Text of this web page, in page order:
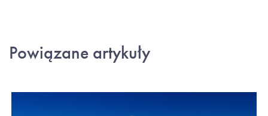
Powiązane artykuły